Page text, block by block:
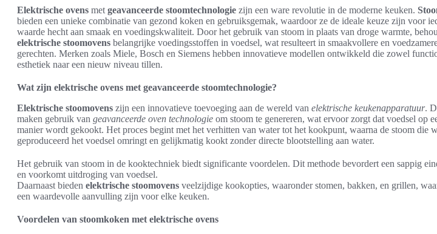
Elektrische ovens met geavanceerde stoomtechnologie zijn een ware revolutie in de moderne keuken.
bieden een unieke combinatie van gezond koken en gebruiksgemak, waardoor ze de ideale keuze zijn voor
waarde hecht aan smaak en voedingskwaliteit. Door het gebruik van stoom in plaats van droge warmte,
elektrische stoomovens belangrijke voedingsstoffen in voedsel, wat resulteert in smaakvollere en
gerechten. Merken zoals Miele, Bosch en Siemens hebben innovatieve modellen ontwikkeld die zowel
esthetiek naar een nieuw niveau tillen.
Wat zijn elektrische ovens met geavanceerde stoomtechnologie?
Elektrische stoomovens zijn een innovatieve toevoeging aan de wereld van elektrische keukenapparatuur.
maken gebruik van geavanceerde oven technologie om stoom te genereren, wat ervoor zorgt dat voedsel op
manier wordt gekookt. Het proces begint met het verhitten van water tot het kookpunt, waarna de stoom die
geproduceerd het voedsel omringt en gelijkmatig kookt zonder directe blootstelling aan water.
Het gebruik van stoom in de kooktechniek biedt significante voordelen. Dit methode bevordert een sappig
en voorkomt uitdroging van voedsel.
Daarnaast bieden elektrische stoomovens veelzijdige kookopties, waaronder stomen, bakken, en grillen,
een waardevolle aanvulling zijn voor elke keuken.
Voordelen van stoomkoken met elektrische ovens